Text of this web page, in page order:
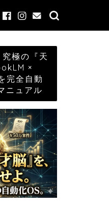
極の『天
×
完全自動
ニュアル